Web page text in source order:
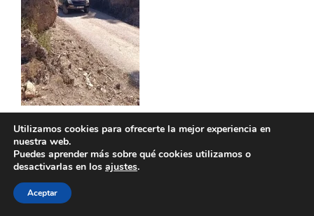
Utilizamos cookies para ofrecerte la mejor experiencia en
nuestra web.
Puedes aprender más sobre qué cookies utilizamos o
desactivarlas en los ajustes.
Aceptar